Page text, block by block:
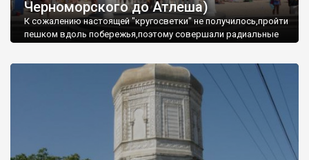
Черноморского до Атлеша)
К сожалению настоящей "кругосветки" не получилось,пройти
пешком вдоль побережья,поэтому совершали радиальные